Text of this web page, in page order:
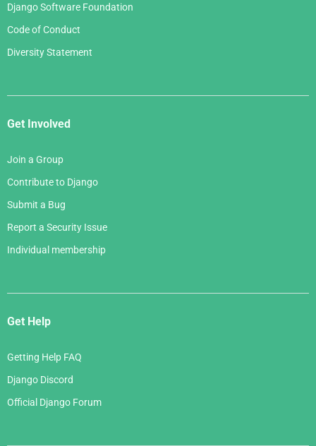
Django Software Foundation
Code of Conduct
Diversity Statement
Get Involved
Join a Group
Contribute to Django
Submit a Bug
Report a Security Issue
Individual membership
Get Help
Getting Help FAQ
Django Discord
Official Django Forum